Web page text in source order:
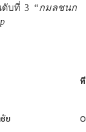
บที่ 3 “กมลชนก
ย